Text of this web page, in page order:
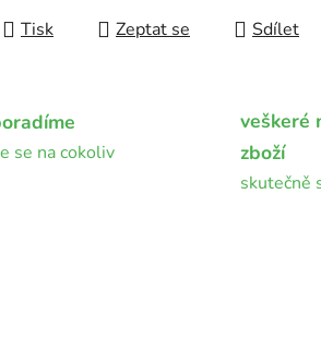
Tisk Zeptat se Sdílet
se na cokoliv
veškeré
zboží
skutečně